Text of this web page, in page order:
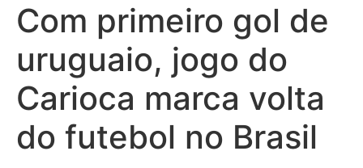
Com primeiro gol de
uruguaio, jogo do
Carioca marca volta
do futebol no Brasil